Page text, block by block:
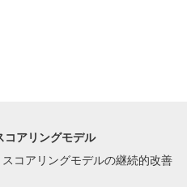
コアリングモデル
スコアリングモデルの継続的改善